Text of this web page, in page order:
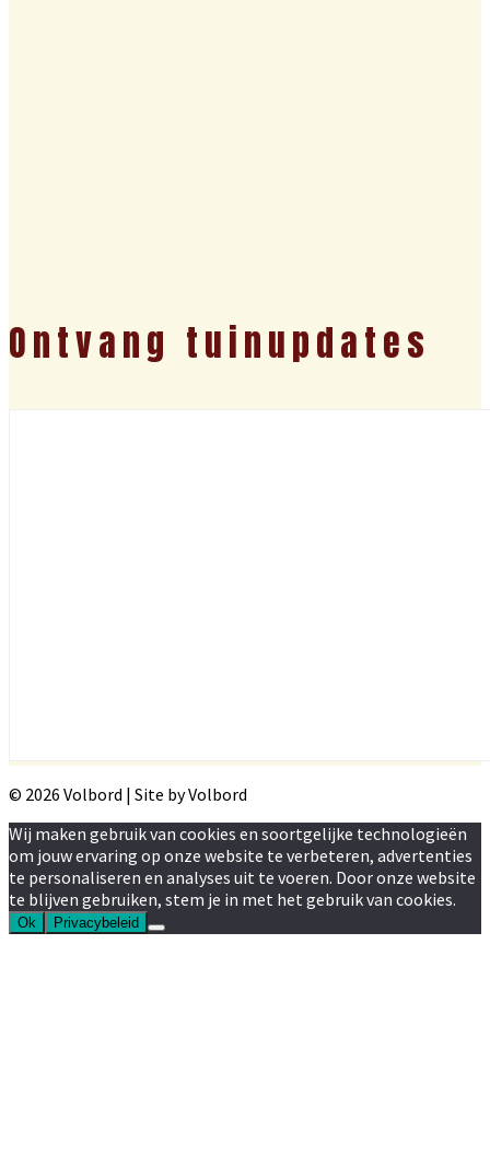
Ontvang tuinupdates
© 2026 Volbord | Site by Volbord
Wij maken gebruik van cookies en soortgelijke technologieën
om jouw ervaring op onze website te verbeteren, advertenties
te personaliseren en analyses uit te voeren. Door onze website
te blijven gebruiken, stem je in met het gebruik van cookies.
Ok Privacybeleid